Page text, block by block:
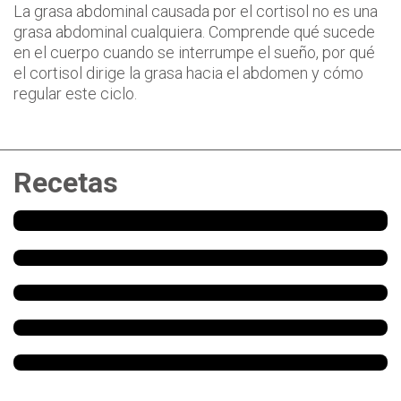
La grasa abdominal causada por el cortisol no es una
grasa abdominal cualquiera. Comprende qué sucede
en el cuerpo cuando se interrumpe el sueño, por qué
el cortisol dirige la grasa hacia el abdomen y cómo
regular este ciclo.
Recetas